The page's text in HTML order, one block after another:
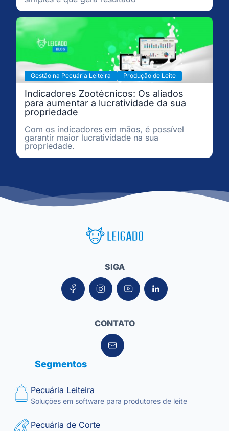
Gestão na Pecuária Leiteira Produção de Leite
Indicadores Zootécnicos: Os aliados
para aumentar a lucratividade da sua
propriedade
Com os indicadores em mãos, é possível
garantir maior lucratividade na sua
propriedade.
Leigado Tecnologia para Pecuária
SIGA
CONTATO
Segmentos
Pecuária Leiteira
Soluções em software para produtores de leite
Pecuária de Corte